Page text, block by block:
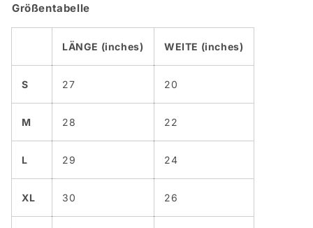
Größentabelle
LÄNGE (inches) WEITE (inches)
S 27 20
M 28 22
L 29 24
XL 30 26